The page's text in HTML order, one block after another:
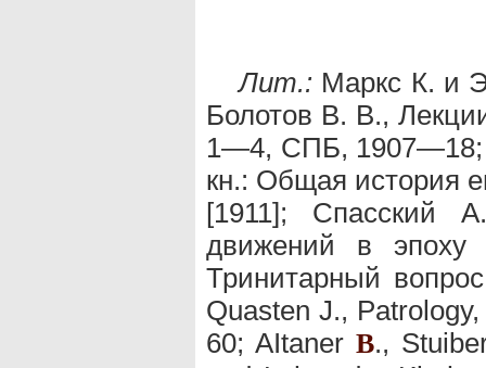
Лит.: Маркс К. и
Болотов В. В.,
1—4, СПБ, 1907—18;
кн.: Общая история
[1911]; Спасский
движений в
Тринитарный
Quasten J.,
60; AItanerB.,